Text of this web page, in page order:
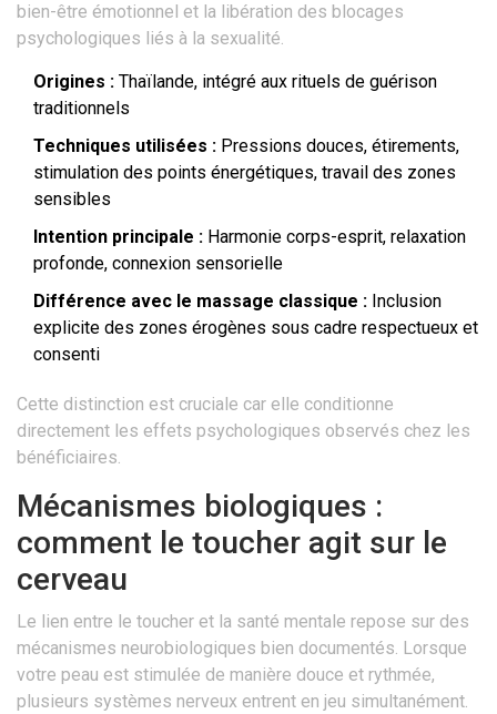
bien-être émotionnel et la libération des blocages
psychologiques liés à la sexualité.
Origines : Thaïlande, intégré aux rituels de guérison
traditionnels
Techniques utilisées : Pressions douces, étirements,
stimulation des points énergétiques, travail des zones
sensibles
Intention principale : Harmonie corps-esprit, relaxation
profonde, connexion sensorielle
Différence avec le massage classique : Inclusion
explicite des zones érogènes sous cadre respectueux et
consenti
Cette distinction est cruciale car elle conditionne
directement les effets psychologiques observés chez les
bénéficiaires.
Mécanismes biologiques :
comment le toucher agit sur le
cerveau
Le lien entre le toucher et la santé mentale repose sur des
mécanismes neurobiologiques bien documentés. Lorsque
votre peau est stimulée de manière douce et rythmée,
plusieurs systèmes nerveux entrent en jeu simultanément.